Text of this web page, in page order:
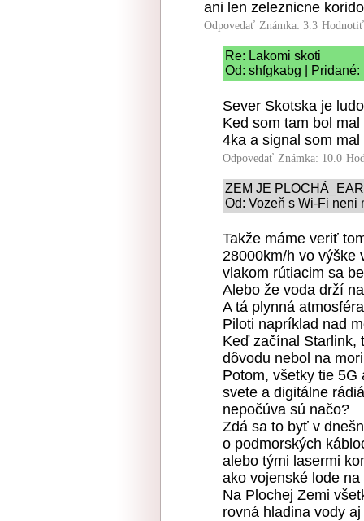
ani len zeleznicne
Odpovedať Známka: 3.3
Re: Lakomi skoti
Od: shfgkabg |
Sever Skotska je
Ked som tam bol
4ka a signal som
Odpovedať Známka: 10.0
ZEM JE
Od: Vozeň s Wi-Fi neni
Takže máme veriť
28000km/h vo výške
vlakom rútiacim sa
Alebo že voda drží
A tá plynná
Piloti napríklad nad
Keď začínal Starlink,
dôvodu nebol na
Potom, všetky tie 5G
svete a digitálne
nepočúva sú načo?
Zdá sa to byť v
o podmorských
alebo tými lasermi
ako vojenské lode
Na Plochej Zemi
rovná hladina vody